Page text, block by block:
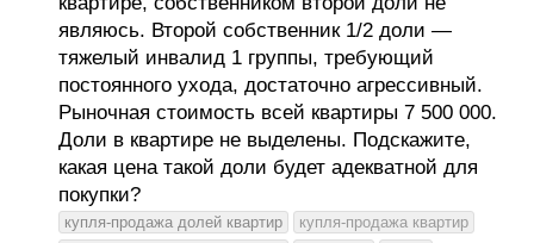
являюсь. Второй собственник 1/2 доли —
тяжелый инвалид 1 группы, требующий
постоянного ухода, достаточно агрессивный.
Рыночная стоимость всей квартиры 7 500 000.
Доли в квартире не выделены. Подскажите,
какая цена такой доли будет адекватной для
покупки?
купля-продажа долей квартир
купля-продажа квартир